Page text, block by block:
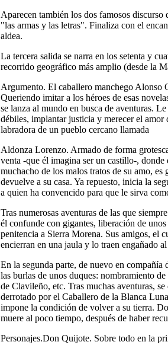
Aparecen también los dos famosos
"las armas y las letras". Finaliza con el
aldea.
La tercera salida se narra en los setenta y
recorrido geográfico más amplio (desde la
Argumento. El caballero manchego Alonso
Queriendo imitar a los héroes de esas
se lanza al mundo en busca de aventuras.
débiles, implantar justicia y merecer el
labradora de un pueblo cercano llamada
Aldonza Lorenzo. Armado de forma
venta -que él imagina ser un castillo-,
muchacho de los malos tratos de su amo,
devuelve a su casa. Ya repuesto, inicia la
a quien ha convencido para que le sirva
Tras numerosas aventuras de las que
él confunde con gigantes, liberación de
penitencia a Sierra Morena. Sus amigos, el
encierran en una jaula y lo traen engañado
En la segunda parte, de nuevo en
las burlas de unos duques: nombramiento
de Clavileño, etc. Tras muchas aventuras,
derrotado por el Caballero de la Blanca
impone la condición de volver a su tierra.
muere al poco tiempo, después de haber
Personajes.Don Quijote. Sobre todo en la